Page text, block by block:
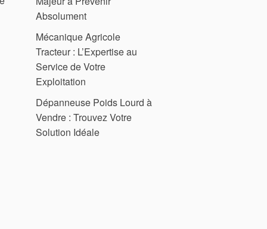
Absolument
Mécanique Agricole
Tracteur : L’Expertise au
Service de Votre
Exploitation
Dépanneuse Poids Lourd à
Vendre : Trouvez Votre
Solution Idéale